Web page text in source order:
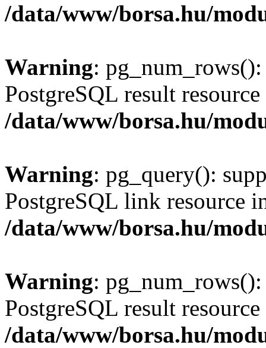
/data/www/borsa.hu/
Warning:
PostgreSQL result
/data/www/borsa.hu/
Warning: pg_query():
PostgreSQL link resource
/data/www/borsa.hu/
Warning:
PostgreSQL result
/data/www/borsa.hu/